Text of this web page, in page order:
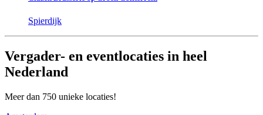
Spierdijk
Vergader- en eventlocaties in heel
Nederland
Meer dan 750 unieke locaties!